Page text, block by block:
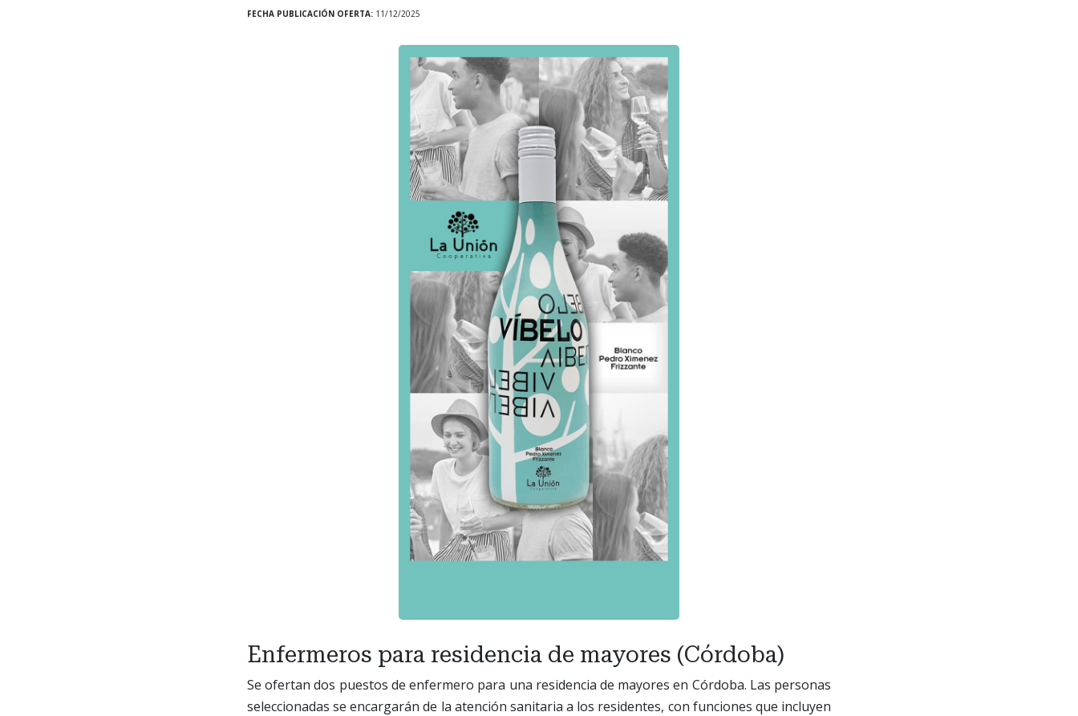
FECHA PUBLICACIÓN OFERTA: 11/12/2025
Enfermeros para residencia de mayores (Córdoba)
Se ofertan dos puestos de enfermero para una residencia de mayores en Córdoba. Las personas
seleccionadas se encargarán de la atención sanitaria a los residentes, con funciones que incluyen